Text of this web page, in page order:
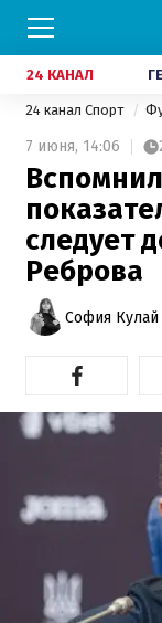
24 КАНАЛ
24 канал Спорт
7 июня, 14:06
следует
Реброва
София Кулай